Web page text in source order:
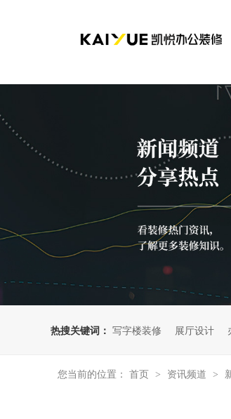
热搜关键词： 写字楼装修 展厅设计
您当前的位置： 首页 > 资讯频道 >